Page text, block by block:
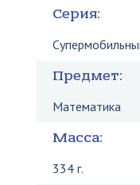
Серия:
Предмет:
Математика
Масса:
334 г.